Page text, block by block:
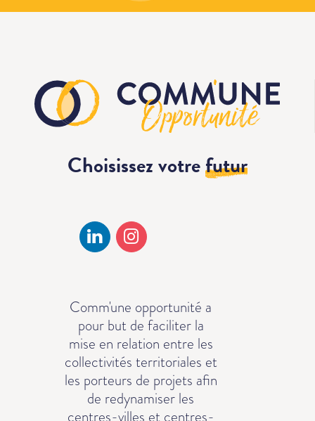
Choisissez votrefutur
Comm'une opportunité a
pour but de faciliter la
mise en relation entre les
collectivités territoriales et
les porteurs de projets afin
de redynamiser les
centres-villes et centres-